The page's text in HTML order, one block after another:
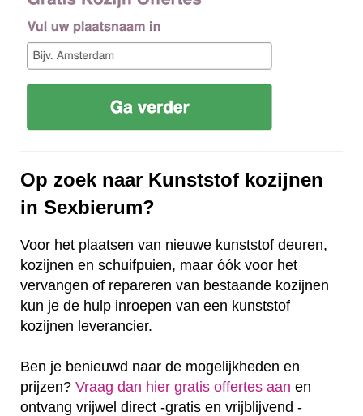
Op zoek naar Kunststof kozijnen
in Sexbierum?
Voor het plaatsen van nieuwe kunststof deuren,
kozijnen en schuifpuien, maar óók voor het
vervangen of repareren van bestaande kozijnen
kun je de hulp inroepen van een kunststof
kozijnen leverancier.
Ben je benieuwd naar de mogelijkheden en
prijzen? Vraag dan hier gratis offertes aan en
ontvang vrijwel direct -gratis en vrijblijvend -